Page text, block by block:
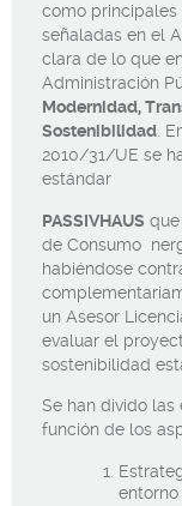
como principales
señaladas en el
clara de lo que
Administración
Modernidad,
Sostenibilidad.
2010/31/UE se
estándar
PASSIVHAUS
de Consumo
habiéndose
un Asesor
evaluar el
sostenibilidad
Se han divido
función de los
entorno